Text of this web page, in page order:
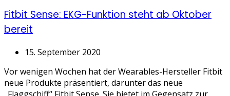
Fitbit Sense: EKG-Funktion steht ab Oktober
bereit
15. September 2020
Vor wenigen Wochen hat der Wearables-Hersteller Fitbit
neue Produkte präsentiert, darunter das neue